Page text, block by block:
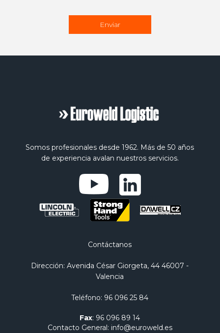
Somos profesionales desde 1962. Más de 50 años
de experiencia avalan nuestros servicios.
Contáctanos
Dirección: Avenida César Giorgeta, 44 46007 -
Valencia
Teléfono: 96 096 25 84
Fax: 96 096 89 14
Contacto General: info@euroweld.es